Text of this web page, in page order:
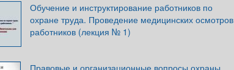
Обучение и инструктирование работников по
охране труда. Проведение медицинских осмотров
работников (лекция № 1)
Правовые и организационные вопросы охраны